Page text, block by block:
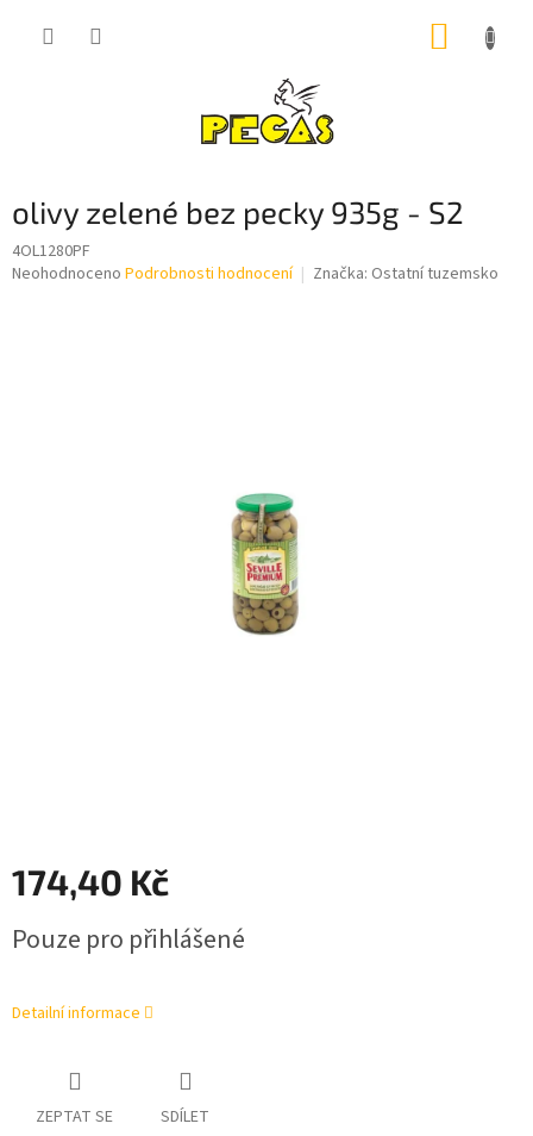
olivy zelené bez pecky 935g - S2
4OL1280PF
Průměrné
Neohodnoceno Podrobnosti hodnocení Značka: Ostatní tuzemsko
174,40 Kč
cena:
Pouze pro přihlášené
Detailní informace
ZEPTAT SE SDÍLET